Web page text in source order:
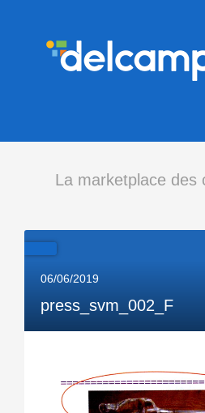
La marketplace des
06/06/2019
press_svm_002_F